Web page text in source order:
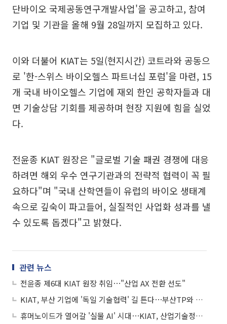
단바이오 국제공동연구개발사업'을 공고하고, 참여
기업 및 기관을 올해 9월 28일까지 모집하고 있다.
이와 더불어 KIAT는 5일(현지시간) 코트라와 공동으
로 '한-스위스 바이오헬스 파트너십 포럼'을 마련, 15
개 국내 바이오헬스 기업에 재외 한인 공학자들과 대
면 기술상담 기회를 제공하며 현장 지원에 힘을 실었
다.
전윤종 KIAT 원장은 "글로벌 기술 패권 경쟁에 대응
하려면 해외 우수 연구기관과의 전략적 협력이 꼭 필
요하다"며 "국내 산학연들이 유럽의 바이오 생태계
속으로 깊숙이 파고들어, 실질적인 사업화 성과를 낼
수 있도록 돕겠다"고 밝혔다.
관련 뉴스
전윤종 제6대 KIAT 원장 취임⋯"산업 AX 전환 선도"
KIAT, 부산 기업에 '독일 기술협력' 길 튼다⋯부산TP와 협약 체결
휴머노이드가 열어갈 '실물 AI' 시대⋯KIAT, 산업기술정책포럼 개최